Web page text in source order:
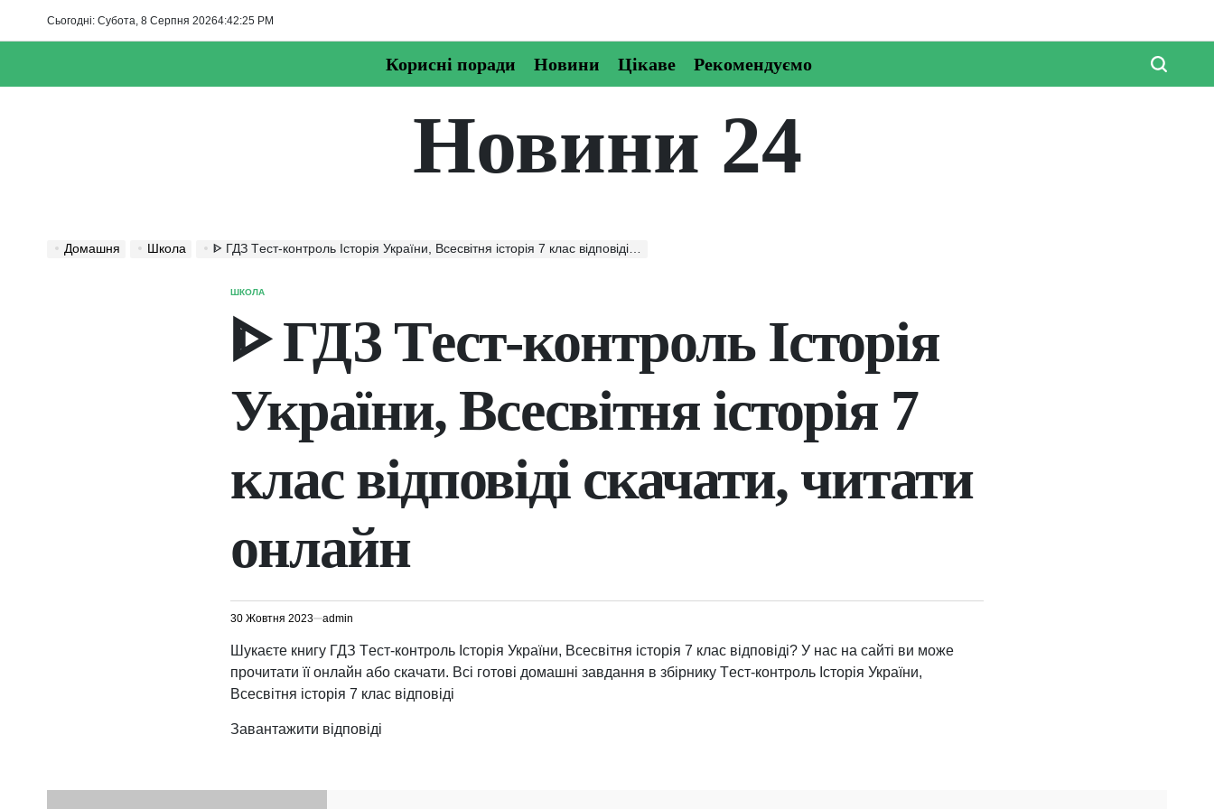
Сьогодні: Субота, 8 Серпня 20264:42:25 PM
Корисні поради Новини Цікаве Рекомендуємо
Новини 24
Домашня Школа ᐈ ГДЗ Tест-контроль Історія України, Всесвітня історія 7 клас відповіді скачати, читати онлайн
ОПУБЛІКУВАТИ
ШКОЛА
ᐈ ГДЗ Tест-контроль Історія
України, Всесвітня історія 7
клас відповіді скачати, читати
онлайн
30 Жовтня 2023 admin
Шукаєте книгу ГДЗ Tест-контроль Історія України, Всесвітня історія 7 клас відповіді? У нас на сайті ви може
прочитати її онлайн або скачати. Всі готові домашні завдання в збірнику Tест-контроль Історія України,
Всесвітня історія 7 клас відповіді
Завантажити відповіді